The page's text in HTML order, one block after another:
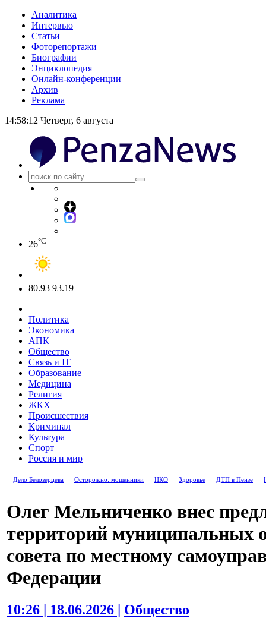
Аналитика
Интервью
Статьи
Фоторепортажи
Биографии
Энциклопедия
Онлайн-конференции
Архив
Реклама
14:58:13 Четверг, 6 августа
26°C
80.93 93.19
Политика
Экономика
АПК
Общество
Связь и IT
Образование
Медицина
Религия
ЖКХ
Происшествия
Криминал
Культура
Спорт
Россия и мир
Дело Белозерцева Осторожно: мошенники НКО Здоровье ДТП в Пензе
Олег Мельниченко внес
территорий муниципальных
совета по местному
Федерации
10:26 | 18.06.2026 | Общество